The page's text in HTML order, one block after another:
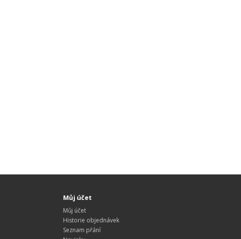
Můj účet
Můj účet
Historie objednávek
Seznam přání